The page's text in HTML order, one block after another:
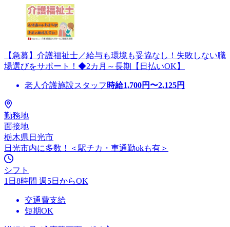
【急募】介護福祉士／給与も環境も妥協なし！失敗しない職
場選びをサポート！◆2カ月～長期【日払いOK】
老人介護施設スタッフ 時給1,700円〜2,125円
勤務地
面接地
栃木県日光市
日光市内に多数！＜駅チカ・車通勤okも有＞
シフト
1日8時間 週5日からOK
交通費支給
短期OK